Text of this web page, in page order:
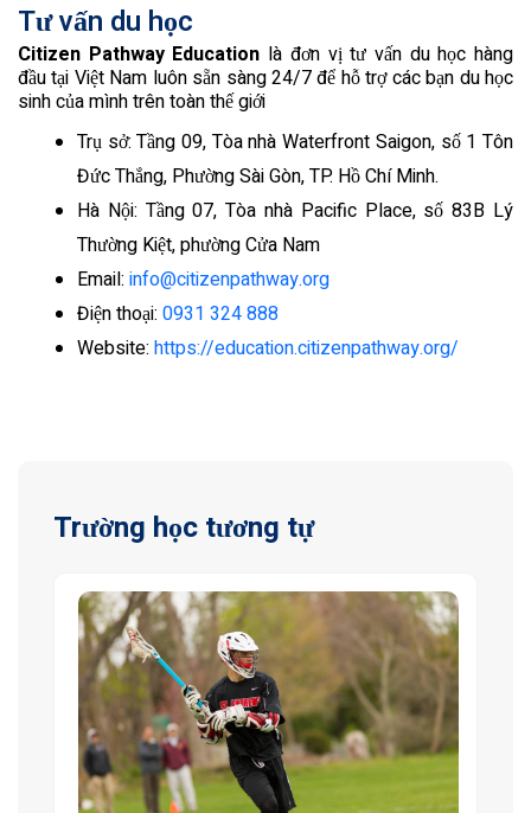
Tư vấn du học
Citizen Pathway Education là đơn vị tư vấn du học hàng
đầu tại Việt Nam luôn sẵn sàng 24/7 để hỗ trợ các bạn du học
sinh của mình trên toàn thế giới
Trụ sở: Tầng 09, Tòa nhà Waterfront Saigon, số 1 Tôn
Đức Thắng, Phường Sài Gòn, TP. Hồ Chí Minh.
Hà Nội: Tầng 07, Tòa nhà Pacific Place, số 83B Lý
Thường Kiệt, phường Cửa Nam
Email: info@citizenpathway.org
Điện thoại: 0931 324 888
Website: https://education.citizenpathway.org/
Trường học tương tự